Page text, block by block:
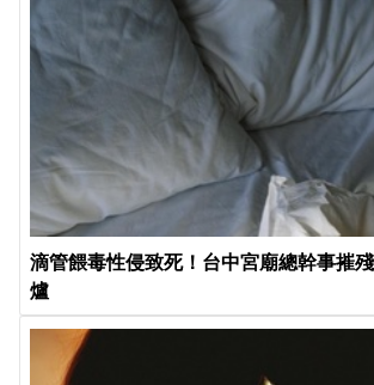
滴管餵毒性侵致死！台中宮廟總幹事摧
爐